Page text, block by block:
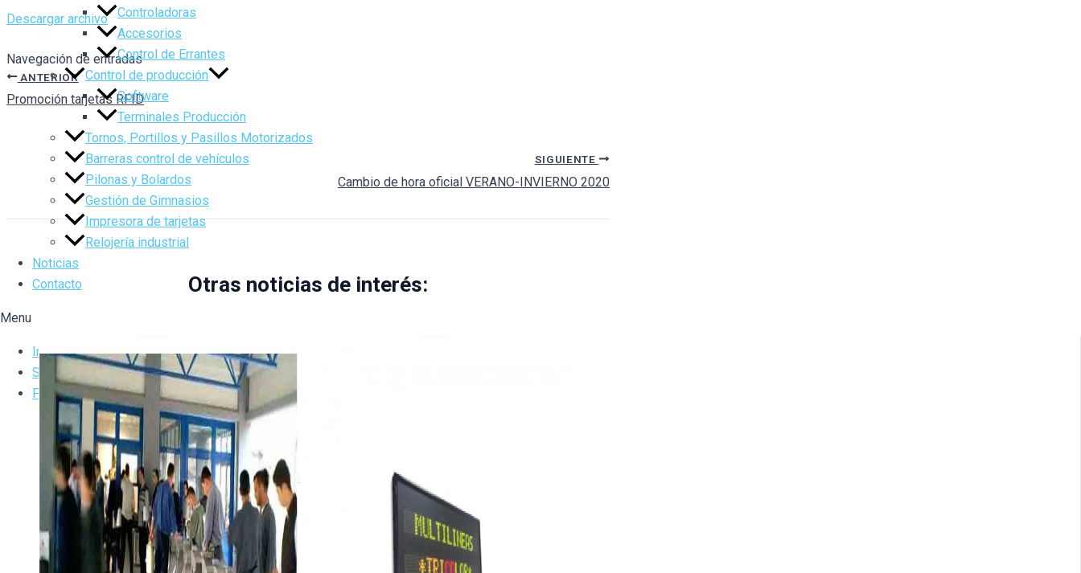
Controladoras
Accesorios
Control de Errantes
Control de producción
Software
Terminales Producción
Tornos, Portillos y Pasillos Motorizados
Barreras control de vehículos
Pilonas y Bolardos
Gestión de Gimnasios
Impresora de tarjetas
Relojería industrial
Noticias
Contacto
Menu
Inicio
Sobre Nosotros
Productos
Control de presencia
Software
Terminal Presencia
Control de Temperatura Corporal
Control de accesos
Software
Terminal Accesos
Controladoras
Descargar archivo
Navegación de entradas
ANTERIOR
Promoción tarjetas RFID
SIGUIENTE
Cambio de hora oficial VERANO-INVIERNO 2020
Otras noticias de interés: